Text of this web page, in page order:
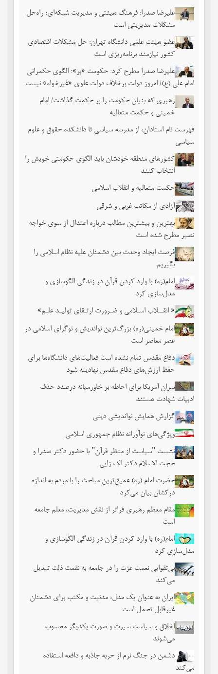
علیرضا صدرا: فرهنگ هیئتی و مدیریت شبکه‌ای؛ راه‌حل
مشکلات مدیریتی است
عضو هیئت علمی دانشگاه تهران: حل مشکلات اقتصادی
کشور نیازمند برنامه‌ریزی است
علیرضا صدرا مطرح کرد: حکومت «بر»؛ الگوی حکمرانی
امام علی (ع)/ امروز دولت برخلاف دولت علوی «غیرخواه» نیست
رهبری که بنیان حکومت را بر حکمت گذاشت/ امام
خمینی و حکمت متعالیه
فهرست نام استادان، از مدرسه سیاسی تا دانشکده حقوق و علوم
سیاسی
کشورهای منطقه خودشان باید الگوی حکومتی خویش را
انتخاب کنند
حکمت متعالیه و انقلاب اسلامی
آزادی از مکاتب غربی و شرقی
بهترین و بیشترین مطالب درباره اعتدال از سوی خواجه
نصیر مطرح شده است
فرصت ایجاد وحدت بین دشمنان علیه نظام اسلامی را
بگیریم
امام(ره) با وارد کردن قرآن در زندگی الگوسازی و
مدل‌سازی کرد
« انقــلاب اسـلامی و ضـرورت ارتـقای تولیـد علـم»
امام خمینی(ره) بزرگ‌ترین نواندیش و نوگرای اسلامی در
عصر معاصر است
دفاع مقدس تمام نشده است فعالیت‌های دانشگاه‌ها برای
حفظ ارزش‌های دفاع مقدس نهادینه شود
سران آمریکا برای احاطه بر خاورمیانه درصدد حذف
ادبیات شهادت هستند
گزارش همایش نواندیشی دینی
ویژگی‌های نوآورانه نظام جمهوری اسلامی
نشست‏ "سیاست از منظر قرآن" با حضور دکتر صدرا و
حجت الاسلام دکتر لک زایی
حضرت امام (ره) عمیق‌ترین مباحث را با مردم به اندازه
درکشان بیان می‌کرد
مقام معظم رهبری فراتر از نقش مدیریت، معلم جامعه
است
امام(ره) با وارد کردن قرآن در زندگی الگوسازی و
مدل‌سازی کرد
بی‌تقوایی نعمت عزت را در جامعه به نقمت ذلت تبدیل
می‌کند
ایران به عنوان یک مدل، مدنیت و مکتب برای دشمنان
غیرقابل تحمل است
اخلاق و سیاست سیرت و صورت یکدیگر محسوب
می‌شوند
دشمن در جنگ نرم از حربه جاذبه و دافعه استفاده
می‌کند